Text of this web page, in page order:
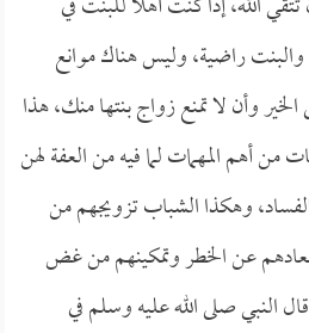
راضية، وليس هناك موانع
وأن لا تمنع زواج بنتها منك، هذا
من أهم المهمات لما فيه من العفة لهن
وهكذا الشباب تزويجهم من
عن الخطر وتمكينهم من غض
النبي صلى الله عليه وسلم في